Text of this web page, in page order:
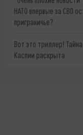
НАТО впервые за СВО
приграничье?
Вот это триллер!
Каспии раскрыта